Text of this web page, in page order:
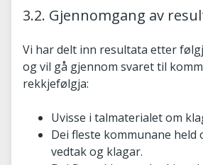
3.2. Gjennomgang av
Vi har delt inn resultata etter
og vil gå gjennom svaret til
rekkjefølgja:
Uvisse i talmaterialet om
Dei fleste kommunane held
vedtak og klagar.